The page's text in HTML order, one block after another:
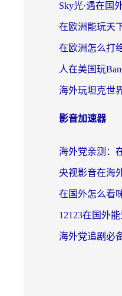
影音加速器